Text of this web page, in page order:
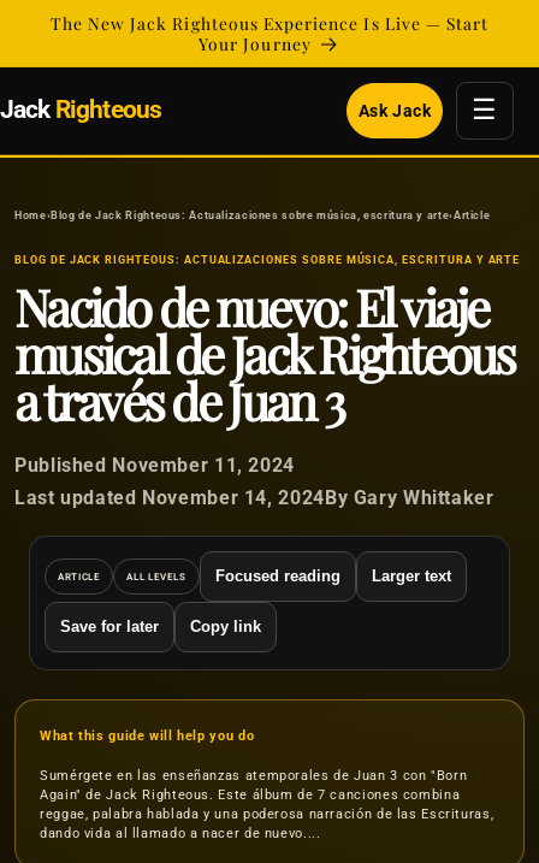
directamente
The New Jack Righteous Experience Is Live — Start
Your Journey
JackRighteous Ask Jack ☰
Home›Blog de Jack Righteous: Actualizaciones sobre música, escritura y arte›Article
BLOG DE JACK RIGHTEOUS: ACTUALIZACIONES SOBRE MÚSICA, ESCRITURA Y ARTE
Nacido de nuevo: El viaje
musical de Jack Righteous
a través de Juan 3
Published November 11, 2024
Last updated November 14, 2024By Gary Whittaker
ARTICLE ALL LEVELS Focused reading Larger text
Save for later Copy link
What this guide will help you do
Sumérgete en las enseñanzas atemporales de Juan 3 con "Born
Again" de Jack Righteous. Este álbum de 7 canciones combina
reggae, palabra hablada y una poderosa narración de las Escrituras,
dando vida al llamado a nacer de nuevo....